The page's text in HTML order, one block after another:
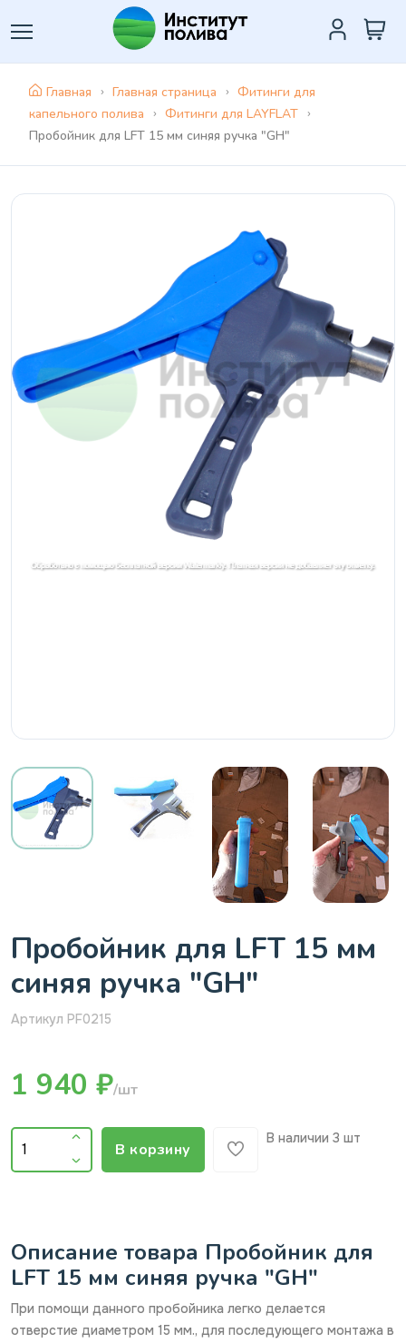
Главная Главная страница
Фитинги для
капельного полива
Фитинги для LAYFLAT
Пробойник для LFT 15 мм синяя ручка "GH"
Пробойник для LFT 15 мм
синяя ручка "GH"
Артикул PF0215
1 940 ₽/шт
В корзину
В наличии 3 шт
Описание товара Пробойник для
LFT 15 мм синяя ручка "GH"
При помощи данного пробойника легко делается
отверстие диаметром 15 мм., для последующего монтажа в